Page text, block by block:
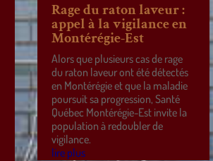
Rage du raton laveur :
appel à la vigilance en
Montérégie-Est
Alors que plusieurs cas de rage
du raton laveur ont été détectés
en Montérégie et que la maladie
poursuit sa progression, Santé
Québec Montérégie-Est invite la
population à redoubler de
vigilance.
lire plus